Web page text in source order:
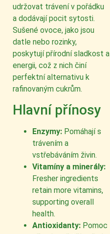
udržovat trávení v pořádku
a dodávají pocit sytosti.
Sušené ovoce, jako jsou
datle nebo rozinky,
poskytují přírodní sladkost a
energii, což z nich činí
perfektní alternativu k
rafinovaným cukrům.
Hlavní přínosy
Enzymy: Pomáhají s
trávením a
vstřebáváním živin.
Vitamíny a minerály:
Fresher ingredients
retain more vitamins,
supporting overall
health.
Antioxidanty: Pomoc